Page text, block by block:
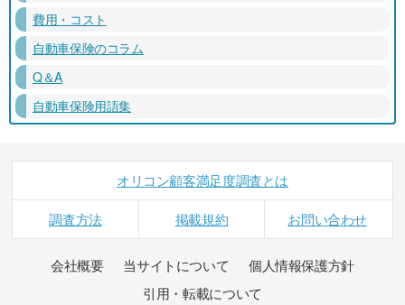
費用・コスト
自動車保険のコラム
Q＆A
自動車保険用語集
オリコン顧客満足度調査とは
調査方法 掲載規約 お問い合わせ
会社概要 当サイトについて
個人情報保護方針
引用・転載について